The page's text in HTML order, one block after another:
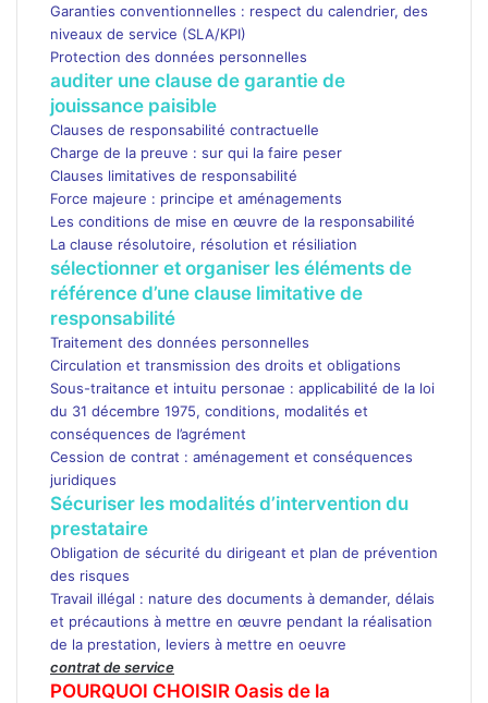
Garanties conventionnelles : respect du calendrier, des
niveaux de service (SLA/KPI)
Protection des données personnelles
auditer une clause de garantie de
jouissance paisible
Clauses de responsabilité contractuelle
Charge de la preuve : sur qui la faire peser
Clauses limitatives de responsabilité
Force majeure : principe et aménagements
Les conditions de mise en œuvre de la responsabilité
La clause résolutoire, résolution et résiliation
sélectionner et organiser les éléments de
référence d’une clause limitative de
responsabilité
Traitement des données personnelles
Circulation et transmission des droits et obligations
Sous-traitance et intuitu personae : applicabilité de la loi
du 31 décembre 1975, conditions, modalités et
conséquences de l’agrément
Cession de contrat : aménagement et conséquences
juridiques
Sécuriser les modalités d’intervention du
prestataire
Obligation de sécurité du dirigeant et plan de prévention
des risques
Travail illégal : nature des documents à demander, délais
et précautions à mettre en œuvre pendant la réalisation
de la prestation, leviers à mettre en oeuvre
contrat de service
POURQUOI CHOISIR Oasis de la